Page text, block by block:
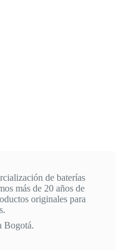
de baterías
más de 20 años de
originales para
Bogotá.